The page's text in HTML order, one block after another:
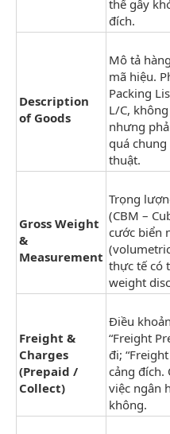
thể gây
đích.
Description
of Goods
Mô tả
mã hiệu.
Packing
L/C,
nhưng
quá
thuật.
Gross Weight
&
Measurement
Trọng
(CBM –
cước biển
thực tế có
weight
Freight &
Charges
(Prepaid /
Collect)
Điều
“Freight
đi;
cảng đích.
việc ngân
không.